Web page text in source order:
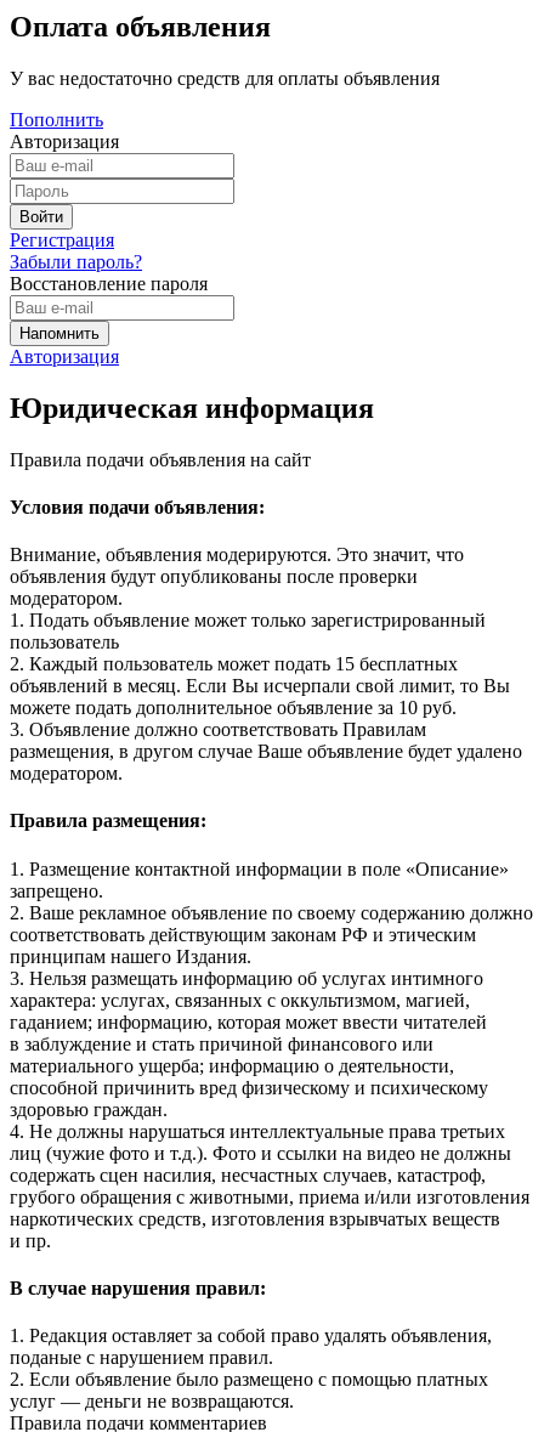
Оплата объявления
У вас недостаточно средств для оплаты объявления
Пополнить
Авторизация
Регистрация
Забыли пароль?
Восстановление пароля
Авторизация
Юридическая информация
Правила подачи объявления на сайт
Условия подачи объявления:
Внимание, объявления модерируются. Это значит, что
объявления будут опубликованы после проверки
модератором.
1. Подать объявление может только зарегистрированный
пользователь
2. Каждый пользователь может подать 15 бесплатных
объявлений в месяц. Если Вы исчерпали свой лимит, то Вы
можете подать дополнительное объявление за 10 руб.
3. Объявление должно соответствовать Правилам
размещения, в другом случае Ваше объявление будет удалено
модератором.
Правила размещения:
1. Размещение контактной информации в поле «Описание»
запрещено.
2. Ваше рекламное объявление по своему содержанию должно
соответствовать действующим законам РФ и этическим
принципам нашего Издания.
3. Нельзя размещать информацию об услугах интимного
характера: услугах, связанных с оккультизмом, магией,
гаданием; информацию, которая может ввести читателей
в заблуждение и стать причиной финансового или
материального ущерба; информацию о деятельности,
способной причинить вред физическому и психическому
здоровью граждан.
4. Не должны нарушаться интеллектуальные права третьих
лиц (чужие фото и т.д.). Фото и ссылки на видео не должны
содержать сцен насилия, несчастных случаев, катастроф,
грубого обращения с животными, приема и/или изготовления
наркотических средств, изготовления взрывчатых веществ
и пр.
В случае нарушения правил:
1. Редакция оставляет за собой право удалять объявления,
поданые с нарушением правил.
2. Если объявление было размещено с помощью платных
услуг — деньги не возвращаются.
Правила подачи комментариев